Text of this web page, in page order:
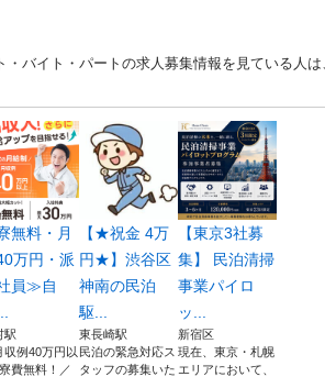
バイト・パートの求人募集情報を見ている人は
無料・月
万円・派
員≫自
駅
収例40万円以
寮費無料！／
【★祝金 4万
円★】渋谷区
神南の民泊
駆...
東長崎駅
民泊の緊急対応ス
タッフの募集いた
【東京3社募
集】 民泊清掃
事業パイロ
ッ...
新宿区
現在、東京・札幌
エリアにおいて、